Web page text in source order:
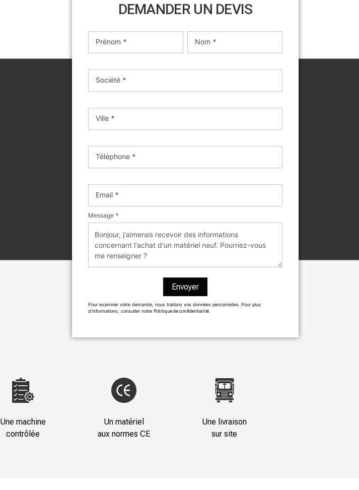
DEMANDER UN DEVIS
achat
Prénom * Nom *
Société *
Ville *
Téléphone *
Email *
Message *
Envoyer
Pour examiner votre demande, nous traitons vos données personnelles. Pour plus
d'informations, consulter notre Politique de confidentialité.
Une machine
contrôlée
Un matériel
aux normes CE
Une livraison
sur site